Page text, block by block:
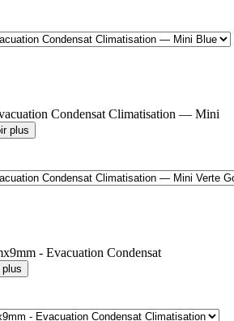
Condensat Climatisation — Mini
plus
- Evacuation Condensat
plus